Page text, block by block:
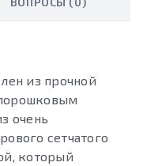
из прочной
очень
сетчатого
который